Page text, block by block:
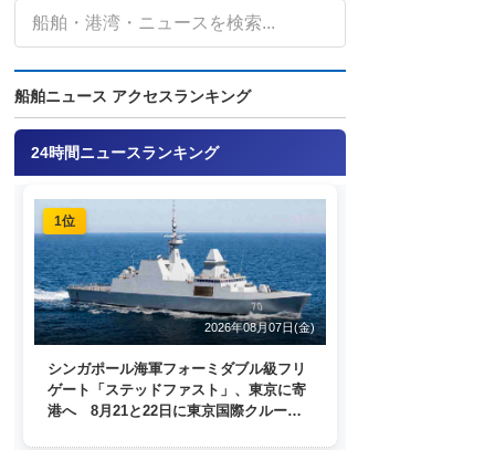
船舶ニュース アクセスランキング
24時間ニュースランキング
1位
2026年08月07日(金)
シンガポール海軍フォーミダブル級フリ
ゲート「ステッドファスト」、東京に寄
港へ 8月21と22日に東京国際クルーズ